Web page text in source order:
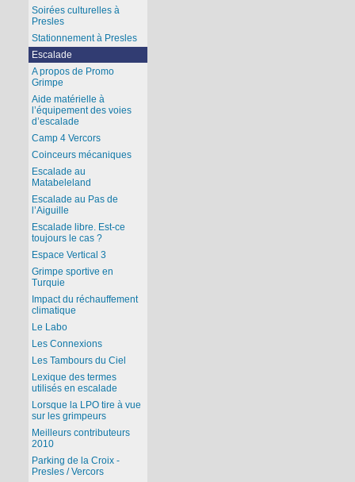
Soirées culturelles à
Presles
Stationnement à Presles
Escalade
A propos de Promo
Grimpe
Aide matérielle à
l’équipement des voies
d’escalade
Camp 4 Vercors
Coinceurs mécaniques
Escalade au
Matabeleland
Escalade au Pas de
l’Aiguille
Escalade libre. Est-ce
toujours le cas ?
Espace Vertical 3
Grimpe sportive en
Turquie
Impact du réchauffement
climatique
Le Labo
Les Connexions
Les Tambours du Ciel
Lexique des termes
utilisés en escalade
Lorsque la LPO tire à vue
sur les grimpeurs
Meilleurs contributeurs
2010
Parking de la Croix -
Presles / Vercors